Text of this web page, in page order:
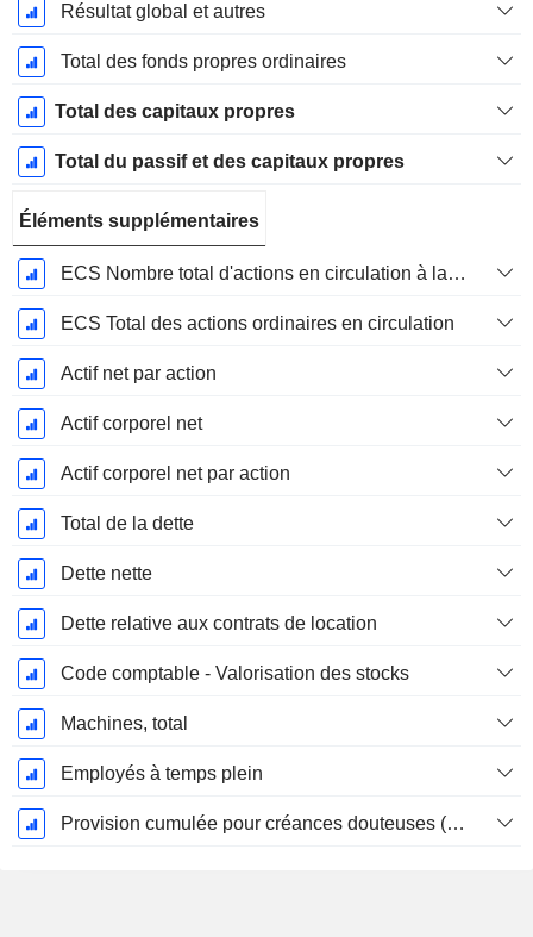
Résultat global et autres
Total des fonds propres ordinaires
Total des capitaux propres
Total du passif et des capitaux propres
Éléments supplémentaires
ECS Nombre total d'actions en circulation à la date de dépôt
ECS Total des actions ordinaires en circulation
Actif net par action
Actif corporel net
Actif corporel net par action
Total de la dette
Dette nette
Dette relative aux contrats de location
Code comptable - Valorisation des stocks
Machines, total
Employés à temps plein
Provision cumulée pour créances douteuses (Supple)